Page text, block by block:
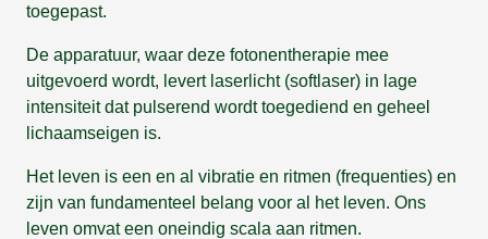
toegepast.
De apparatuur, waar deze fotonentherapie mee
uitgevoerd wordt, levert laserlicht (softlaser) in lage
intensiteit dat pulserend wordt toegediend en geheel
lichaamseigen is.
Het leven is een en al vibratie en ritmen (frequenties) en
zijn van fundamenteel belang voor al het leven. Ons
leven omvat een oneindig scala aan ritmen.